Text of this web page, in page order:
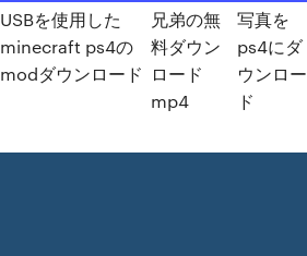
USBを使用した
minecraft ps4の
modダウンロード
兄弟の無
料ダウン
ロード
mp4
写真を
ps4にダ
ウンロー
ド